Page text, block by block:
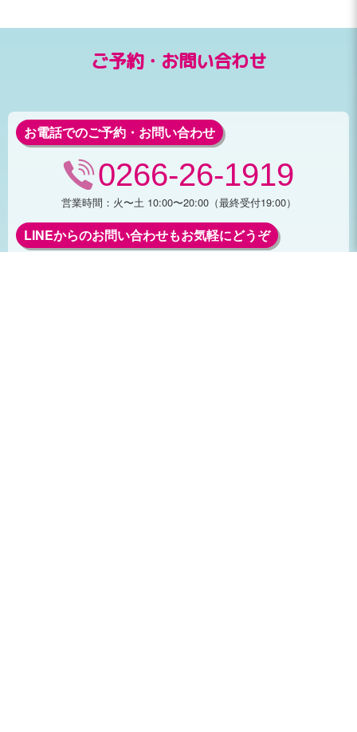
ご予約・お問い合わせ
お電話でのご予約・お問い合わせ
0266-26-1919
営業時間：火〜土 10:00〜20:00（最終受付19:00）
LINEからのお問い合わせもお気軽にどうぞ